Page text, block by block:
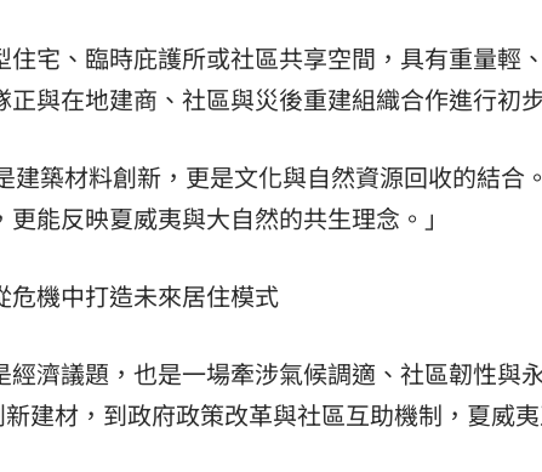
住宅、臨時庇護所或社區共享空間，具有重量輕
與在地建商、社區與災後重建組織合作進行初
建築材料創新，更是文化與自然資源回收的結合
能反映夏威夷與大自然的共生理念。」
危機中打造未來居住模式
經濟議題，也是一場牽涉氣候調適、社區韌性與
建材，到政府政策改革與社區互助機制，夏威